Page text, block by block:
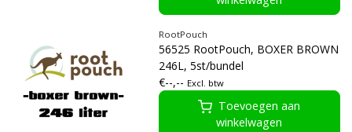
RootPouch
56525 RootPouch, BOXER BROWN
246L, 5st/bundel
€--,-- Excl. btw
Toevoegen aan
winkelwagen